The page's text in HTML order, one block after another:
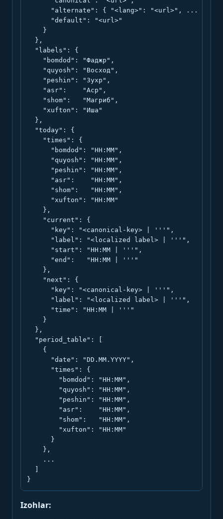
      "alternate": { "<lang>": "<url>", ... },
      "default": "<url>"
    }
  },
  "labels": {
    "bomdod": "Фаджр",
    "quyosh": "Восход",
    "peshin": "Зухр",
    "asr":    "Аср",
    "shom":   "Магриб",
    "xufton": "Иша"
  },
  "today": {
    "times": {
      "bomdod": "HH:MM",
      "quyosh": "HH:MM",
      "peshin": "HH:MM",
      "asr":    "HH:MM",
      "shom":   "HH:MM",
      "xufton": "HH:MM"
    },
    "current": {
      "key": "<canonical-key> | '''",
      "label": "<localized label> | '''",
      "start": "HH:MM | '''",
      "end":   "HH:MM | '''"
    },
    "next": {
      "key": "<canonical-key> | '''",
      "label": "<localized label> | '''",
      "time": "HH:MM | '''"
    }
  },
  "period_table": [
    {
      "date": "DD.MM.YYYY",
      "times": {
        "bomdod": "HH:MM",
        "quyosh": "HH:MM",
        "peshin": "HH:MM",
        "asr":    "HH:MM",
        "shom":   "HH:MM",
        "xufton": "HH:MM"
      }
    },
    ...
}
Izohlar: